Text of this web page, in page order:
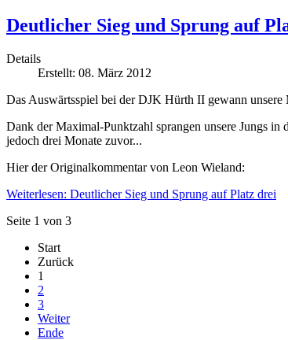
Deutlicher Sieg und Sprung auf
Details
Erstellt: 08. März 2012
Das Auswärtsspiel bei der DJK Hürth II gewann unsere
Dank der Maximal-Punktzahl sprangen unsere Jungs
jedoch drei Monate zuvor...
Hier der Originalkommentar von Leon Wieland:
Weiterlesen: Deutlicher Sieg und Sprung auf Platz drei
Seite 1 von 3
Start
Zurück
1
2
3
Weiter
Ende